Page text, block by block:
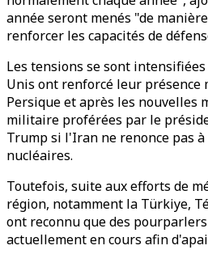
année seront menés "de
renforcer les capacités de
Les tensions se sont
Unis ont renforcé leur
Persique et après les nouvelles
militaire proférées par le
Trump si l'Iran ne renonce pas
nucléaires.
Toutefois, suite aux efforts de
région, notamment la Türkiye,
ont reconnu que des
actuellement en cours afin